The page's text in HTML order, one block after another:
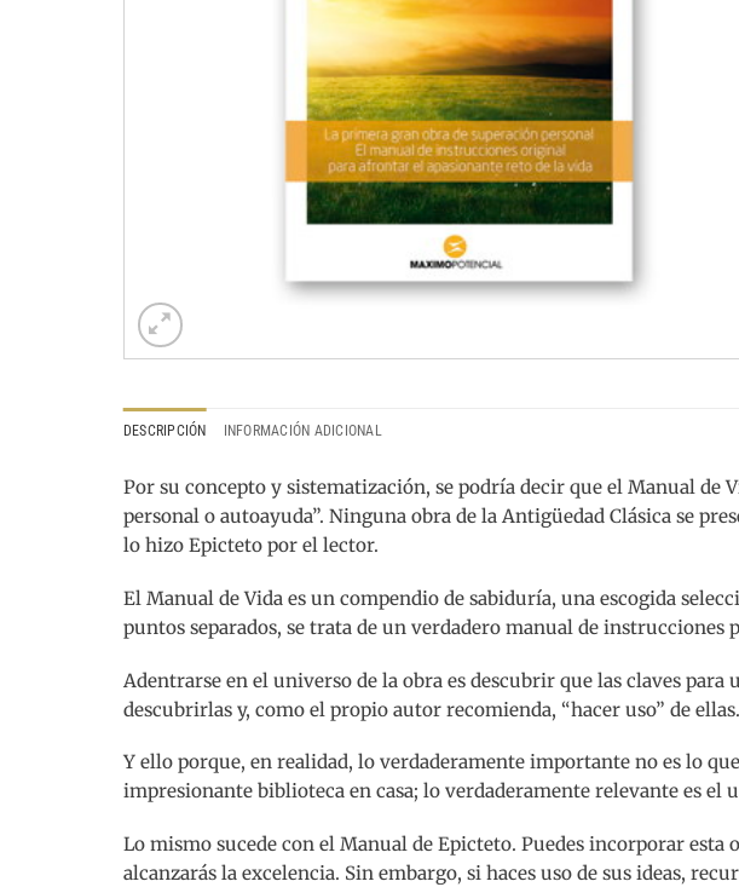
DESCRIPCIÓN INFORMACIÓN ADICIONAL
Por su concepto y sistematización, se podría decir que el Manual
personal o autoayuda”. Ninguna obra de la Antigüedad Clásica se
lo hizo Epicteto por el lector.
El Manual de Vida es un compendio de sabiduría, una escogida
puntos separados, se trata de un verdadero manual de
Adentrarse en el universo de la obra es descubrir que las claves
descubrirlas y, como el propio autor recomienda, “hacer uso” de ellas.
Y ello porque, en realidad, lo verdaderamente importante no es lo
impresionante biblioteca en casa; lo verdaderamente relevante es el
Lo mismo sucede con el Manual de Epicteto. Puedes incorporar
alcanzarás la excelencia. Sin embargo, si haces uso de sus ideas,